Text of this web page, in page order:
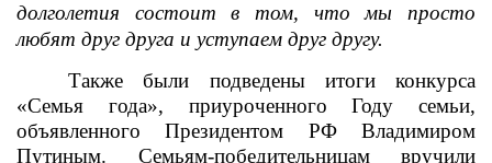
долголетия состоит в том, что мы просто
любят друг друга и уступаем друг другу.
Также были подведены итоги конкурса
«Семья года», приуроченного Году семьи,
объявленного Президентом РФ Владимиром
Путиным. Семьям-победительницам вручили